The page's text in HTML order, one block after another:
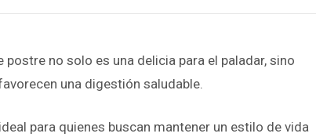
no solo es una delicia para el paladar, sino
una digestión saludable.
para quienes buscan mantener un estilo de vida